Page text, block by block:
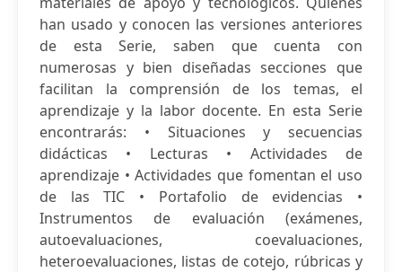
han usado y conocen las versiones anteriores
de esta Serie, saben que cuenta con
numerosas y bien diseñadas secciones que
facilitan la comprensión de los temas, el
aprendizaje y la labor docente. En esta Serie
encontrarás: • Situaciones y secuencias
didácticas • Lecturas • Actividades de
aprendizaje • Actividades que fomentan el uso
de las TIC • Portafolio de evidencias •
Instrumentos de evaluación (exámenes,
autoevaluaciones, coevaluaciones,
heteroevaluaciones, listas de cotejo, rúbricas y